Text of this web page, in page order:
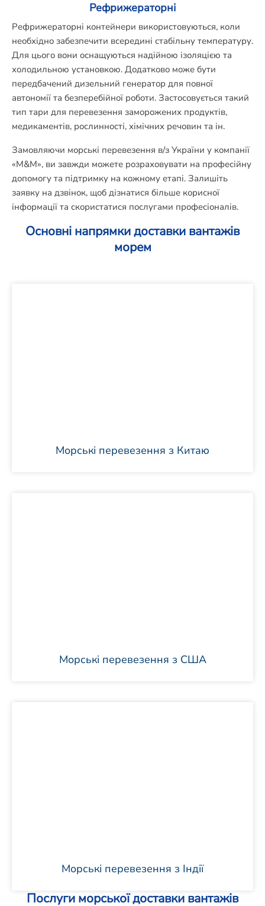
Рефрижераторні
Рефрижераторні контейнери використовуються, коли
необхідно забезпечити всередині стабільну температуру.
Для цього вони оснащуються надійною ізоляцією та
холодильною установкою. Додатково може бути
передбачений дизельний генератор для повної
автономії та безперебійної роботи. Застосовується такий
тип тари для перевезення заморожених продуктів,
медикаментів, рослинності, хімічних речовин та ін.
Замовляючи морські перевезення в/з України у компанії
«М&М», ви завжди можете розраховувати на професійну
допомогу та підтримку на кожному етапі. Залишіть
заявку на дзвінок, щоб дізнатися більше корисної
інформації та скористатися послугами професіоналів.
Основні напрямки доставки вантажів
морем
Морські перевезення з Китаю
Морські перевезення з США
Морські перевезення з Індії
Послуги морської доставки вантажів